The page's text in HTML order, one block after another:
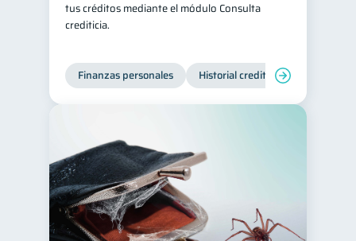
tus créditos mediante el módulo Consulta
crediticia.
Finanzas personales Historial crediticio